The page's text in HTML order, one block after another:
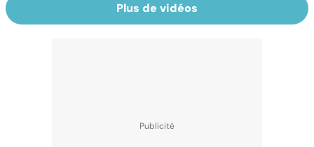
Plus de vidéos